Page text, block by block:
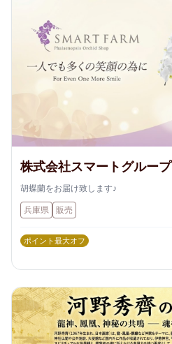
株式会社スマートグループ
胡蝶蘭をお届け致します♪
兵庫県 販売
ポイント最大オフ